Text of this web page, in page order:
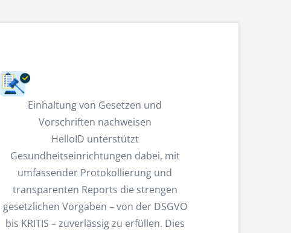
Einhaltung von Gesetzen und
Vorschriften nachweisen
HelloID unterstützt
Gesundheitseinrichtungen dabei, mit
umfassender Protokollierung und
transparenten Reports die strengen
gesetzlichen Vorgaben – von der DSGVO
bis KRITIS – zuverlässig zu erfüllen. Dies